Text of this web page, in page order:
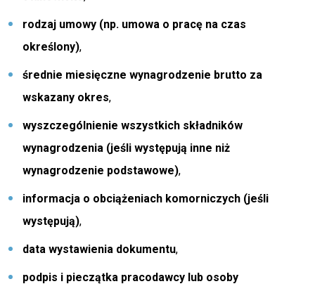
rodzaj umowy (np. umowa o pracę na czas
określony),
średnie miesięczne wynagrodzenie brutto za
wskazany okres,
wyszczególnienie wszystkich składników
wynagrodzenia (jeśli występują inne niż
wynagrodzenie podstawowe),
informacja o obciążeniach komorniczych (jeśli
występują),
data wystawienia dokumentu,
podpis i pieczątka pracodawcy lub osoby